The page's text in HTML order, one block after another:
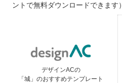
ントで無料ダウンロードできます）
デザインACの
「城」のおすすめテンプレート